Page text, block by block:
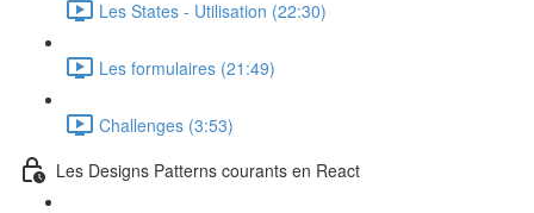
Les States - Utilisation (22:30)
Les formulaires (21:49)
Challenges (3:53)
Les Designs Patterns courants en React